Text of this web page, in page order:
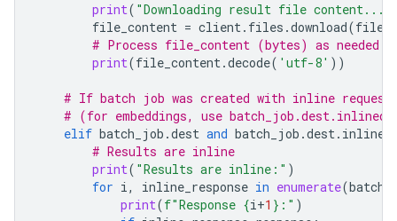
print( "Downloading result file content..."
file_content = client. files .download(file
# Process file_content (bytes) as needed
print(file_content.decode( 'utf-8' ))
# If batch job was created with inline request
# (for embeddings, use
elif batch_job .dest and batch_job .dest.
# Results are inline
print( "Results are inline:" )
for i, inline_response in enumerate(
print(f"Response {i+1 } :" )